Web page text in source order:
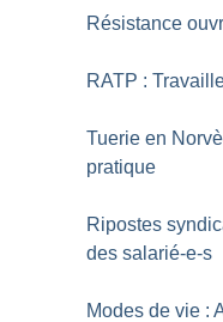
Résistance
RATP :
Tuerie en
pratique
Ripostes
des salarié-e-s
Modes de vie :